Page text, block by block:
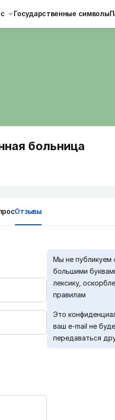
Государственные символы
больница
Отзывы
Мы не публикуем
большими
лексику,
правилам
Это
ваш e-mail не
передаваться